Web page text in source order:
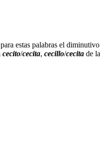
estas palabras el
cecito/cecita, cecillo/cecita de